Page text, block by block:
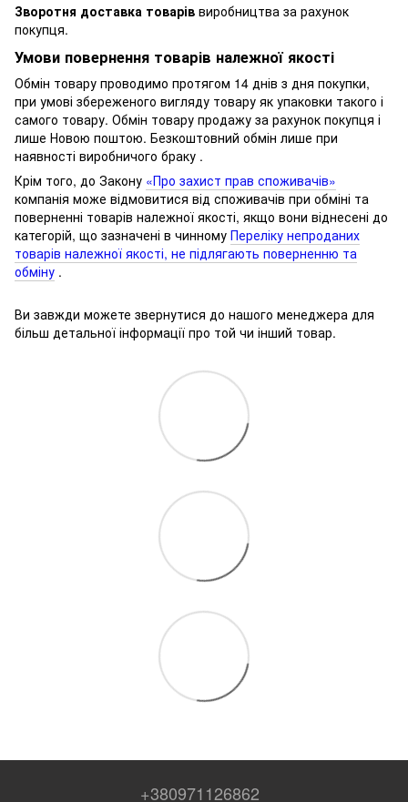
Зворотня доставка товарів виробництва за рахунок
покупця.
Умови повернення товарів належної якості
Обмін товару проводимо протягом 14 днів з дня покупки,
при умові збереженого вигляду товару як упаковки такого і
самого товару. Обмін товару продажу за рахунок покупця і
лише Новою поштою. Безкоштовний обмін лише при
наявності виробничого браку .
Крім того, до Закону «Про захист прав споживачів»
компанія може відмовитися від споживачів при обміні та
поверненні товарів належної якості, якщо вони віднесені до
категорій, що зазначені в чинному Переліку непроданих
товарів належної якості, не підлягають поверненню та
обміну .
Ви завжди можете звернутися до нашого менеджера для
більш детальної інформації про той чи інший товар.
+380971126862